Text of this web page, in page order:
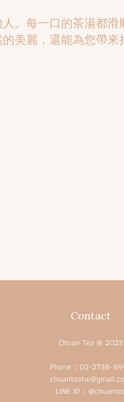
。每一口的茶湯都
美麗，還能為您帶來
Contact
Chuan Tea @ 2023
Phone：02-2738-
LINE ID：